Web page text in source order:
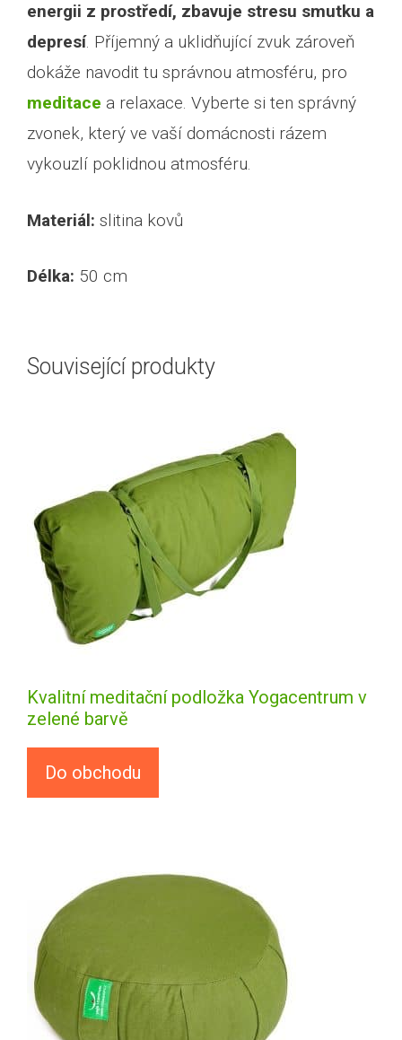
energii z prostředí, zbavuje stresu smutku a
depresí. Příjemný a uklidňující zvuk zároveň
dokáže navodit tu správnou atmosféru, pro
meditace a relaxace. Vyberte si ten správný
zvonek, který ve vaší domácnosti rázem
vykouzlí poklidnou atmosféru.
Materiál: slitina kovů
Délka: 50 cm
Související produkty
Kvalitní meditační podložka Yogacentrum v
zelené barvě
Do obchodu